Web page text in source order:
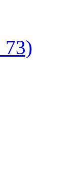
73)